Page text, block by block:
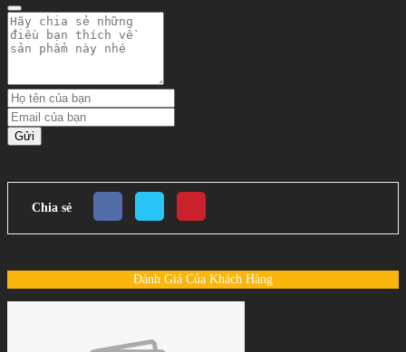
Gửi
Chia sẻ
Đánh Giá Của Khách Hàng